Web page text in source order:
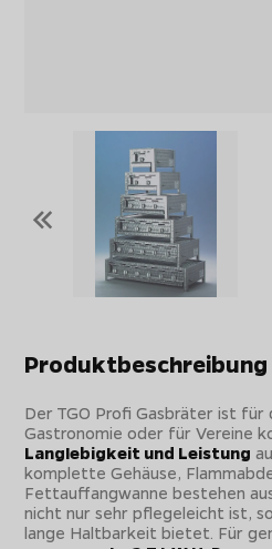
«
Produktbeschreibung
Der TGO Profi Gasbräter ist für
Gastronomie oder für Vereine
Langlebigkeit und Leistung
komplette Gehäuse,
Fettauffangwanne bestehen
nicht nur sehr pflegeleicht ist,
lange Haltbarkeit bietet. Für